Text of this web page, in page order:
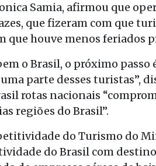
Samia, afirmou que
que fizeram com que
que houve menos feriados
o Brasil, o próximo passo
parte desses turistas”,
rotas nacionais
regiões do Brasil”.
do Turismo do
do Brasil com